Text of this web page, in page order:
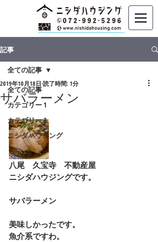
記事
全ての記事
カテゴリー 1
カテゴリー 2
ニシダハウジング
全ての記事
サバラーメン
2019年10月18日 読了時間: 1分
八尾　久宝寺　不動産屋
ニシダハウジングです。
サバラーメン
美味しかったです。
魚介系ですわ。